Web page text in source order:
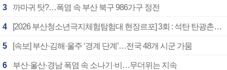
3 까마귀 탓?…폭염 속 부산 북구 986가구 정전
4 [2026 부산청소년극지체험탐험대 현장르포] 3회 : 석탄 탄광촌에서 북극 연구의 중심지로
5 [속보] 부산·김해·울주 ‘경계 단계’…전국 48개 시군 가뭄
6 부산·울산·경남 폭염 속 소나기·비…무더위는 지속